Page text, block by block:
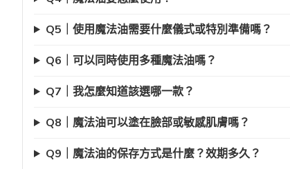
Q5｜使用魔法油需要什麼儀式或特別準備嗎？
Q6｜可以同時使用多種魔法油嗎？
Q7｜我怎麼知道該選哪一款？
Q8｜魔法油可以塗在臉部或敏感肌膚嗎？
Q9｜魔法油的保存方式是什麼？效期多久？